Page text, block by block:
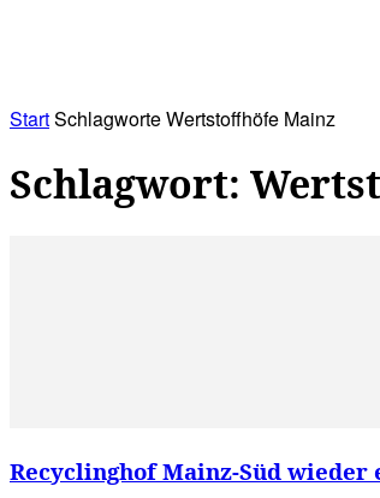
StartSchlagworteWertstoffhöfe Mainz
Schlagwort:
Recyclinghof Mainz-Süd